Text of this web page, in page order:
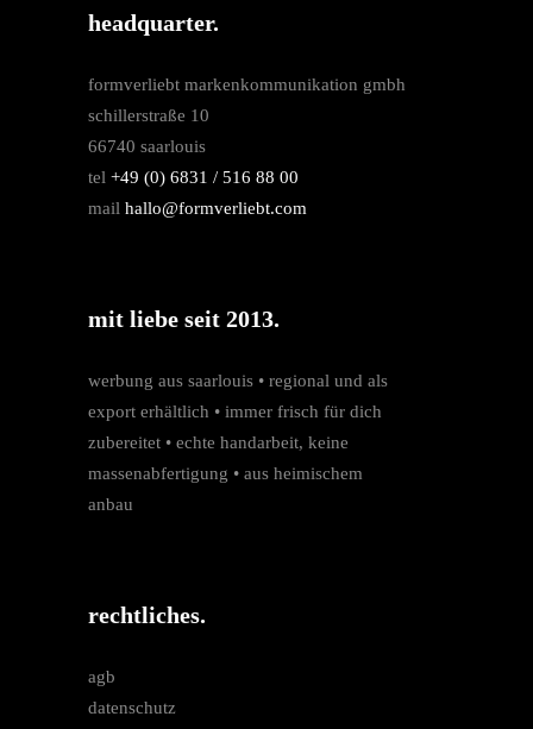
headquarter.
formverliebt markenkommunikation gmbh
schillerstraße 10
66740 saarlouis
tel +49 (0) 6831 / 516 88 00
mail hallo@formverliebt.com
mit liebe seit 2013.
werbung aus saarlouis • regio­nal und als
export erhältlich • immer frisch für dich
zubereitet • echte hand­arbeit, keine
massen­­abfertigung • aus heimischem
anbau
rechtliches.
agb
datenschutz